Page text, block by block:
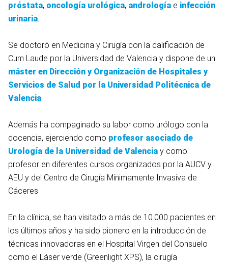
próstata, oncología urológica, andrología e infección
urinaria.
Se doctoró en Medicina y Cirugía con la calificación de
Cum Laude por la Universidad de Valencia y dispone de un
máster en Dirección y Organización de Hospitales y
Servicios de Salud por la Universidad Politécnica de
Valencia.
Además ha compaginado su labor como urólogo con la
docencia, ejerciendo como profesor asociado de
Urología de la Universidad de Valencia y como
profesor en diferentes cursos organizados por la AUCV y
AEU y del Centro de Cirugía Mínimamente Invasiva de
Cáceres.
En la clínica, se han visitado a más de 10.000 pacientes en
los últimos años y ha sido pionero en la introducción de
técnicas innovadoras en el Hospital Virgen del Consuelo
como el Láser verde (Greenlight XPS), la cirugía